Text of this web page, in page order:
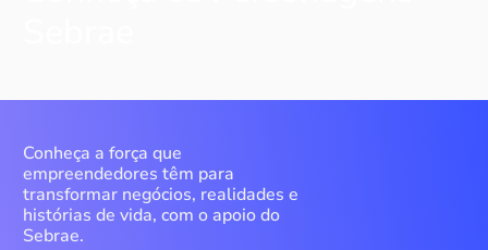
Conheça a força que
empreendedores têm para
transformar negócios, realidades e
histórias de vida, com o apoio do
Sebrae.